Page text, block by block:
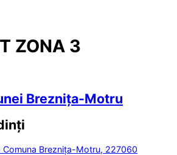
ZONA 3
Breznița-Motru
Comuna Breznița-Motru, 227060